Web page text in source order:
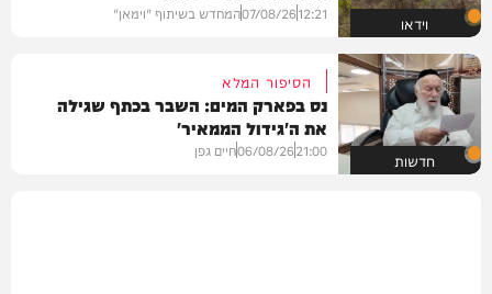
וידאו 12:21
07/08/26המחדש בשיתוף "וימאן"
חדשות
הסיפור המלא
נס בפארק המים: השבר בכתף שגילה
את ה'גידול הממאיר'
21:00
06/08/26חיים גפן